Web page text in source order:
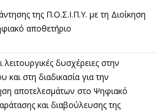
της Π.Ο.Σ.Ι.Π.Υ. με τη Διοίκηση
αποθετήριο
δυσχέρειες στην
και στη διαδικασία για την
αποτελεσμάτων στο Ψηφιακό
και διαβούλευσης της